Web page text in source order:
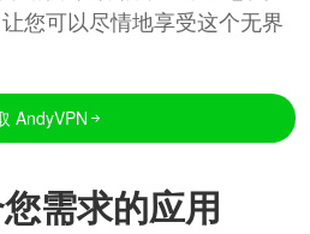
您可以尽情地享受这个无界
AndyVPN
需求的应用